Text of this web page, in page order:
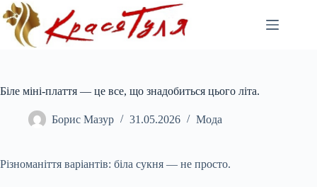
Перейти
до
вмісту
Біле міні-плаття — це все, що знадобиться цього літа.
Борис Мазур 31.05.2026 Мода
Різноманіття варіантів: біла сукня — не просто.